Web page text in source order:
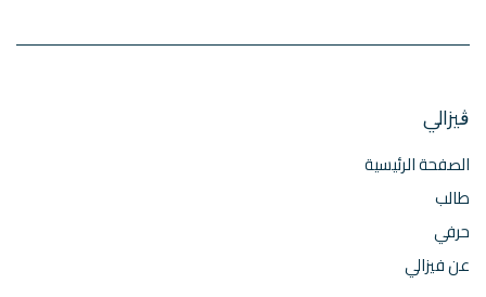
ڨيزالي
الصفحة الرئيسية
طالب
حرفي
عن فيزالي